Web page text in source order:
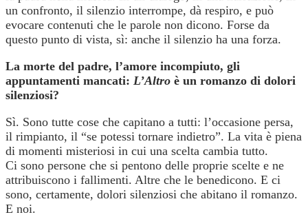
un confronto, il silenzio interrompe, dà respiro, e può
evocare contenuti che le parole non dicono. Forse da
questo punto di vista, sì: anche il silenzio ha una forza.
La morte del padre, l’amore incompiuto, gli
appuntamenti mancati: L’Altro è un romanzo di dolori
silenziosi?
Sì. Sono tutte cose che capitano a tutti: l’occasione persa,
il rimpianto, il “se potessi tornare indietro”. La vita è piena
di momenti misteriosi in cui una scelta cambia tutto.
Ci sono persone che si pentono delle proprie scelte e ne
attribuiscono i fallimenti. Altre che le benedicono. E ci
sono, certamente, dolori silenziosi che abitano il romanzo.
E noi.